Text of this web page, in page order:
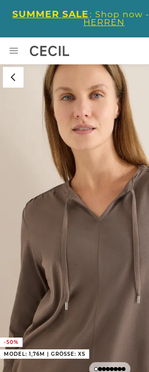
SUMMER SALE : Shop now -
HERREN
-50%
MODEL: 1,76M | GRÖSSE: XS